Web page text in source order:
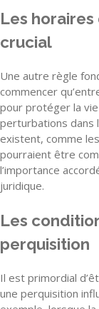
Les
crucial
Une autre règle
commencer
pour protéger la
perturbations dans
existent, comme
pourraient être
l’importance
juridique.
Les
perquisition
Il est primordial
une perquisition